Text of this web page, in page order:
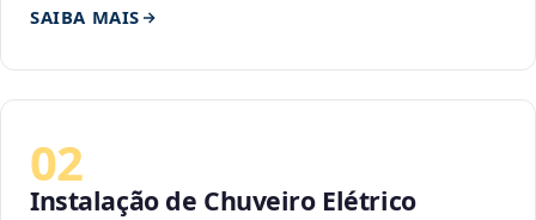
SAIBA MAIS
02
Instalação de Chuveiro Elétrico